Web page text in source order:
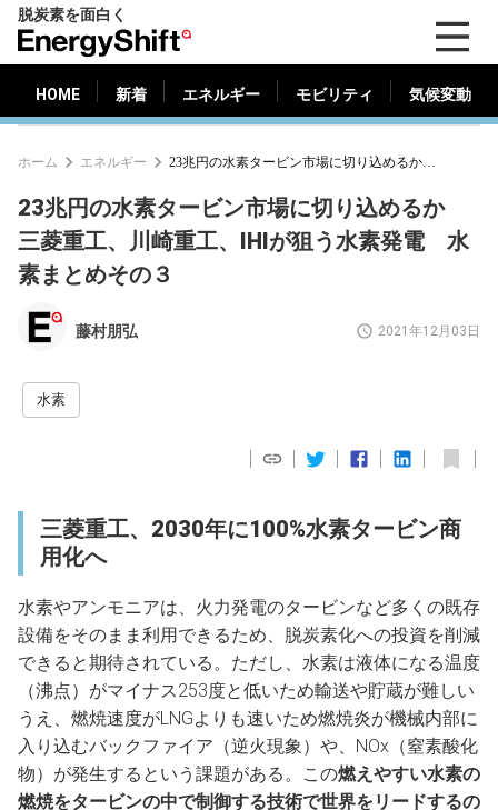
脱炭素を面白く
ナ
ジ
ー
フ
ト）
HOME 新着 エネルギー モビリティ 気候変動
新着 エネルギー 気候変動
ホーム エネルギー 23兆円の水素タービン市場に切り込めるか 三菱重工、川崎重工、IHIが狙う水素発電 水素まとめその３
23兆円の水素タービン市場に切り込めるか
三菱重工、川崎重工、IHIが狙う水素発電 水
素まとめその３
藤村朋弘 2021年12月03日
水素
三菱重工、2030年に100%水素タービン商
用化へ
水素やアンモニアは、火力発電のタービンなど多くの既存
設備をそのまま利用できるため、脱炭素化への投資を削減
できると期待されている。ただし、水素は液体になる温度
（沸点）がマイナス253度と低いため輸送や貯蔵が難しい
うえ、燃焼速度がLNGよりも速いため燃焼炎が機械内部に
入り込むバックファイア（逆火現象）や、NOx（窒素酸化
物）が発生するという課題がある。この燃えやすい水素の
燃焼をタービンの中で制御する技術で世界をリードするの